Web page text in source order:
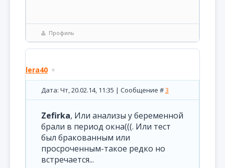
Профиль
lera40
Дата: Чт, 20.02.14, 11:35 | Сообщение #3
Zefirka, Или анализы у беременной
брали в период окна(((. Или тест
был бракованным или
просроченным-такое редко но
встречается...